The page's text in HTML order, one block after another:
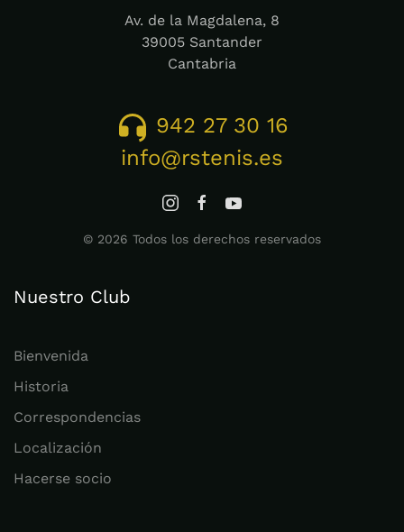
Av. de la Magdalena, 8
39005 Santander
Cantabria
942 27 30 16
info@rstenis.es
© 2026 Todos los derechos reservados
Nuestro Club
Bienvenida
Historia
Correspondencias
Localización
Hacerse socio